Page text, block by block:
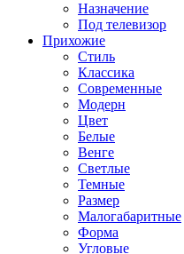
Назначение
Под телевизор
Прихожие
Стиль
Классика
Современные
Модерн
Цвет
Белые
Венге
Светлые
Темные
Размер
Малогабаритные
Форма
Угловые